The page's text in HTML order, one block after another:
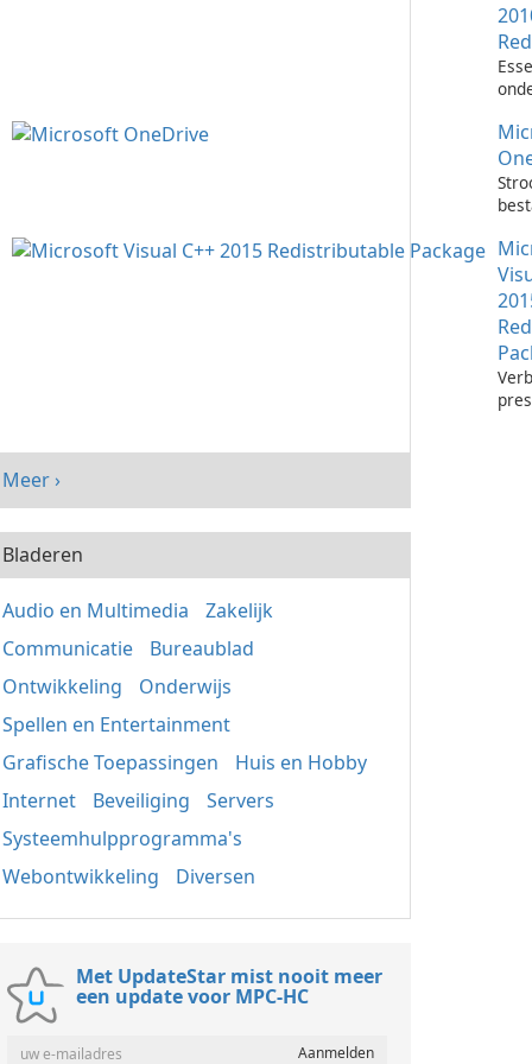
Meer ›
Bladeren
Audio en Multimedia
Zakelijk
Communicatie
Bureaublad
Ontwikkeling
Onderwijs
Spellen en Entertainment
Grafische Toepassingen
Huis en Hobby
Internet
Beveiliging
Servers
Systeemhulpprogramma's
Webontwikkeling
Diversen
Met UpdateStar mist nooit meer
een update voor MPC-HC